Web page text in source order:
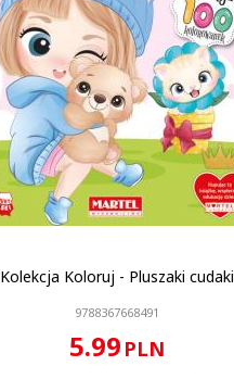
Kolekcja Koloruj - Pluszaki cudaki
9788367668491
5.99 PLN